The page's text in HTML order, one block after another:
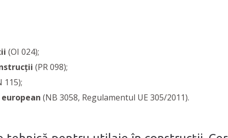
(OI 024);
(PR 098);
115);
(NB 3058, Regulamentul UE 305/2011).